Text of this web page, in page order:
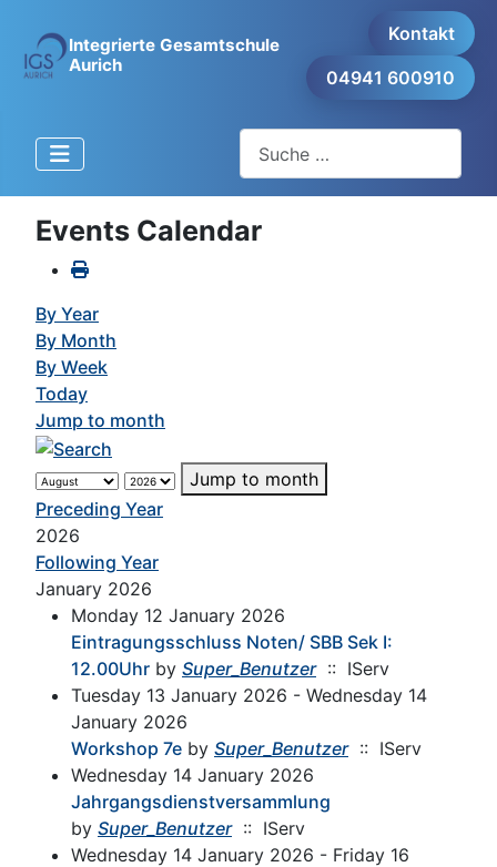
Integrierte Gesamtschule
Aurich
Kontakt
04941 600910
Events Calendar
By Year
By Month
By Week
Today
Jump to month
Jump to month
Preceding Year
2026
Following Year
January 2026
Monday 12 January 2026
Eintragungsschluss Noten/ SBB Sek I:
12.00Uhr by Super_Benutzer:: IServ
Tuesday 13 January 2026 - Wednesday 14
January 2026
Workshop 7e by Super_Benutzer:: IServ
Wednesday 14 January 2026
Jahrgangsdienstversammlung
by Super_Benutzer:: IServ
Wednesday 14 January 2026 - Friday 16